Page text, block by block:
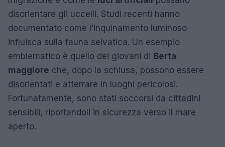
disorientare gli uccelli. Studi recenti hanno
documentato come l’inquinamento luminoso
influisca sulla fauna selvatica. Un esempio
emblematico è quello dei giovani di Berta
maggiore che, dopo la schiusa, possono essere
disorientati e atterrare in luoghi pericolosi.
Fortunatamente, sono stati soccorsi da cittadini
sensibili, riportandoli in sicurezza verso il mare
aperto.